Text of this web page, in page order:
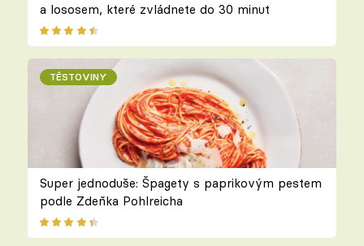
a lososem, které zvládnete do 30 minut
TĚSTOVINY
Super jednoduše: Špagety s paprikovým pestem
podle Zdeňka Pohlreicha